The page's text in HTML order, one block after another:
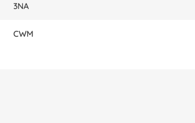
3NA
CWM